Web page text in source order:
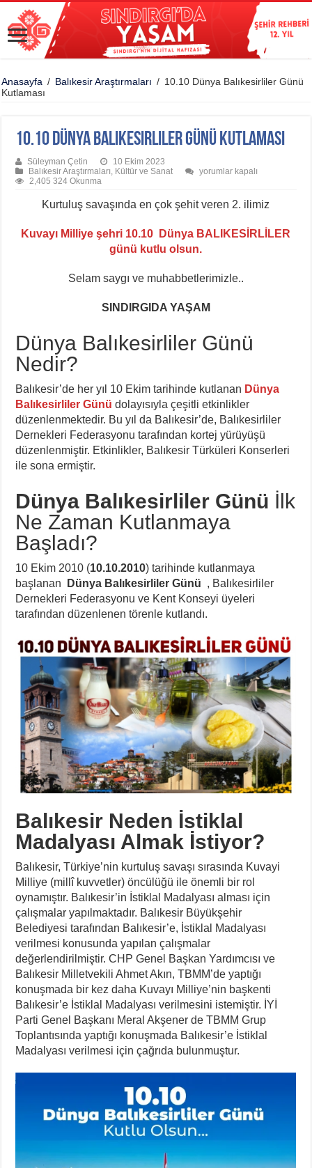
Anasayfa / Balıkesir Araştırmaları / 10.10 Dünya Balıkesirliler Günü
Kutlaması
10.10 Dünya Balıkesirliler Günü Kutlaması
Süleyman Çetin
10 Ekim 2023
Balıkesir Araştırmaları Kültür ve Sanat
10.10
Kutlaması
yorumlar kapalı
2,405 324 Okunma
Kurtuluş savaşında en çok şehit veren 2. ilimiz
Kuvayı Milliye şehri 10.10 Dünya BALIKESİRLİLER
günü kutlu olsun.
Selam saygı ve muhabbetlerimizle..
SINDIRGIDA YAŞAM
Dünya Balıkesirliler Günü
Nedir?
Balıkesir’de her yıl 10 Ekim tarihinde kutlanan Dünya
Balıkesirliler Günü dolayısıyla çeşitli etkinlikler
düzenlenmektedir. Bu yıl da Balıkesir’de, Balıkesirliler
Dernekleri Federasyonu tarafından kortej yürüyüşü
düzenlenmiştir. Etkinlikler, Balıkesir Türküleri Konserleri
ile sona ermiştir.
Dünya Balıkesirliler Günü İlk
Ne Zaman Kutlanmaya
Başladı?
10 Ekim 2010 (10.10.2010) tarihinde kutlanmaya
başlanan
Dünya Balıkesirliler Günü , Balıkesirliler
Dernekleri Federasyonu ve Kent Konseyi üyeleri
tarafından düzenlenen törenle kutlandı.
Balıkesir Neden İstiklal
Madalyası Almak İstiyor?
Balıkesir, Türkiye’nin kurtuluş savaşı sırasında Kuvayi
Milliye (millî kuvvetler) öncülüğü ile önemli bir rol
oynamıştır. Balıkesir’in İstiklal Madalyası alması için
çalışmalar yapılmaktadır. Balıkesir Büyükşehir
Belediyesi tarafından Balıkesir’e, İstiklal Madalyası
verilmesi konusunda yapılan çalışmalar
değerlendirilmiştir. CHP Genel Başkan Yardımcısı ve
Balıkesir Milletvekili Ahmet Akın, TBMM’de yaptığı
konuşmada bir kez daha Kuvayı Milliye’nin başkenti
Balıkesir’e İstiklal Madalyası verilmesini istemiştir. İYİ
Parti Genel Başkanı Meral Akşener de TBMM Grup
Toplantısında yaptığı konuşmada Balıkesir’e İstiklal
Madalyası verilmesi için çağrıda bulunmuştur.